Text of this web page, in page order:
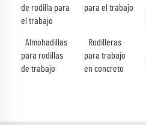
de rodilla para
el trabajo
para el trabajo
Almohadillas
para rodillas
de trabajo
Rodilleras
para trabajo
en concreto